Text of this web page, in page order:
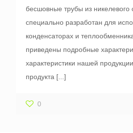
бесшовные трубы из никелевого
специально разработан для
конденсаторах и
приведены подробные
характеристики нашей
продукта [...]
0